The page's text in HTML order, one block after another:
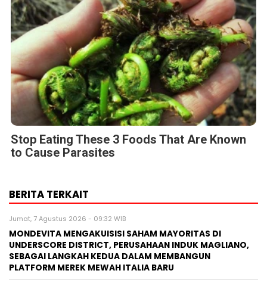
Stop Eating These 3 Foods That Are Known
to Cause Parasites
BERITA TERKAIT
Jumat, 7 Agustus 2026 - 09:32 WIB
MONDEVITA MENGAKUISISI SAHAM MAYORITAS DI
UNDERSCORE DISTRICT, PERUSAHAAN INDUK MAGLIANO,
SEBAGAI LANGKAH KEDUA DALAM MEMBANGUN
PLATFORM MEREK MEWAH ITALIA BARU